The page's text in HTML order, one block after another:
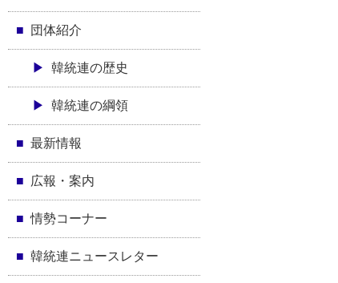
団体紹介
韓統連の歴史
韓統連の綱領
最新情報
広報・案内
情勢コーナー
韓統連ニュースレター